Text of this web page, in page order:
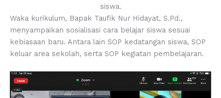
siswa.
Waka kurikulum, Bapak Taufik Nur Hidayat, S.Pd.,
menyampaikan sosialisasi cara belajar siswa sesuai
kebiasaan baru. Antara lain SOP kedatangan siswa, SOP
keluar area sekolah, serta SOP kegiatan pembelajaran.